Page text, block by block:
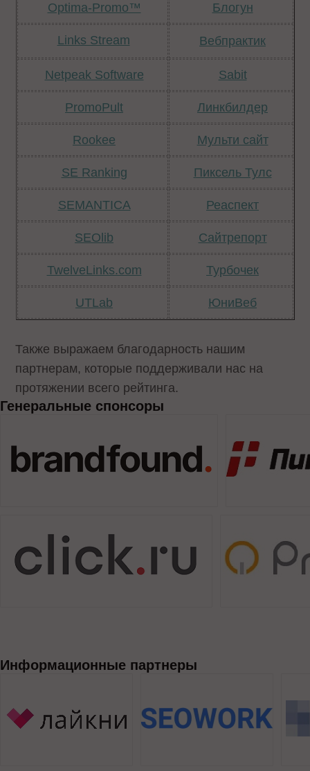
Optima-Promo™ Блогун
Links Stream Вебпрактик
Netpeak Software Sabit
PromoPult Линкбилдер
Rookee Мульти сайт
SE Ranking Пиксель Тулс
SEMANTICA Реаспект
SEOlib Сайтрепорт
TwelveLinks.com Турбочек
UTLab ЮниВеб
Также выражаем благодарность нашим
партнерам, которые поддерживали нас на
протяжении всего рейтинга.
Генеральные спонсоры
Информационные партнеры